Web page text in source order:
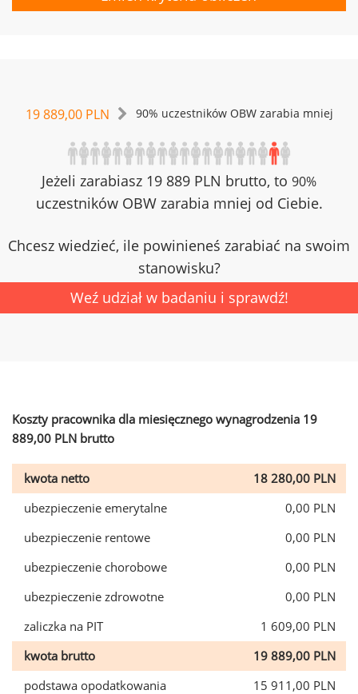
19 889,00 PLN 90% uczestników OBW zarabia mniej
Jeżeli zarabiasz 19 889 PLN brutto, to 90%
uczestników OBW zarabia mniej od Ciebie.
Chcesz wiedzieć, ile powinieneś zarabiać na swoim
stanowisku?
Weź udział w badaniu i sprawdź!
Koszty pracownika dla miesięcznego wynagrodzenia 19
889,00 PLN brutto
kwota netto
18 280,00 PLN
ubezpieczenie emerytalne
0,00 PLN
ubezpieczenie rentowe
0,00 PLN
ubezpieczenie chorobowe
0,00 PLN
ubezpieczenie zdrowotne
0,00 PLN
zaliczka na PIT
1 609,00 PLN
kwota brutto
19 889,00 PLN
podstawa opodatkowania
15 911,00 PLN